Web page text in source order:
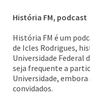
História FM, podcast
História FM é um
de Icles Rodrigues,
Universidade Federal
seja frequente a
Universidade,
convidados.